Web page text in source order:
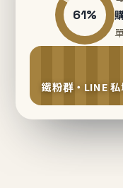
61%
鐵粉群・LINE